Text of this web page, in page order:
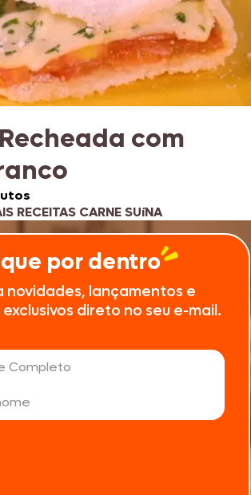
com
RECEITAS CARNE SUíNA
por dentro
novidades, lançamentos e
direto no seu e-mail.
Completo